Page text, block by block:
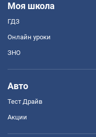
Моя школа
ГДЗ
Онлайн уроки
ЗНО
Авто
Тест Драйв
Акции